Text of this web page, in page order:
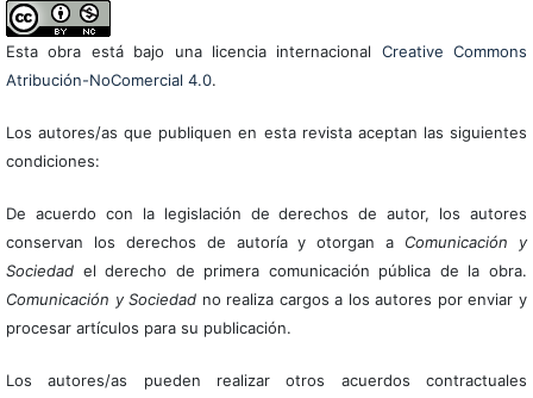
Esta obra está bajo una licencia internacional Creative Commons
Atribución-NoComercial 4.0.
Los autores/as que publiquen en esta revista aceptan las siguientes
condiciones:
De acuerdo con la legislación de derechos de autor, los autores
conservan los derechos de autoría y otorgan a Comunicación y
Sociedadel derecho de primera comunicación pública de la obra.
Comunicación y Sociedad no realiza cargos a los autores por enviar y
procesar artículos para su publicación.
Los autores/as pueden realizar otros acuerdos contractuales